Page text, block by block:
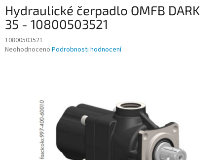
Hydraulické čerpadlo OMFB DARK
35 - 10800503521
10800503521
Průměrné
Neohodnoceno Podrobnosti hodnocení